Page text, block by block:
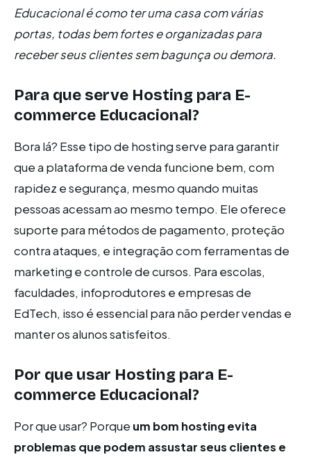
Educacional é como ter uma casa com várias
portas, todas bem fortes e organizadas para
receber seus clientes sem bagunça ou demora.
Para que serve Hosting para E-
commerce Educacional?
Bora lá? Esse tipo de hosting serve para garantir
que a plataforma de venda funcione bem, com
rapidez e segurança, mesmo quando muitas
pessoas acessam ao mesmo tempo. Ele oferece
suporte para métodos de pagamento, proteção
contra ataques, e integração com ferramentas de
marketing e controle de cursos. Para escolas,
faculdades, infoprodutores e empresas de
EdTech, isso é essencial para não perder vendas e
manter os alunos satisfeitos.
Por que usar Hosting para E-
commerce Educacional?
Por que usar? Porque um bom hosting evita
problemas que podem assustar seus clientes e